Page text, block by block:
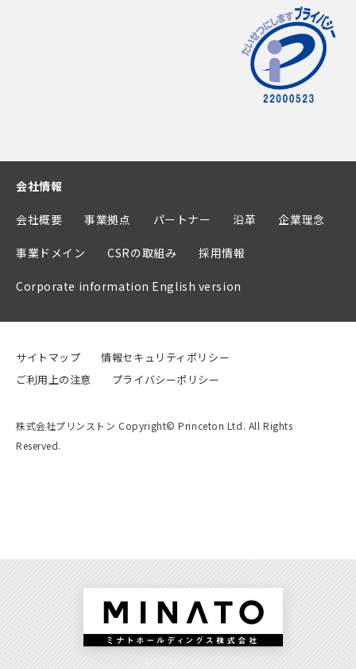
会社情報
会社概要 事業拠点 パートナー 沿革 企業理念
事業ドメイン CSRの取組み 採用情報
Corporate information English version
サイトマップ
情報セキュリティポリシー
ご利用上の注意
プライバシーポリシー
株式会社プリンストン Copyright© Princeton Ltd. All Rights
Reserved.